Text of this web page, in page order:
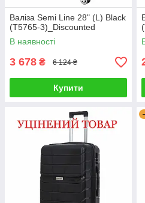
Валіза Semi Line 28" (L) Black
(T5765-3)_Discounted
В наявності
3 678 ₴ 6 124 ₴
Купити